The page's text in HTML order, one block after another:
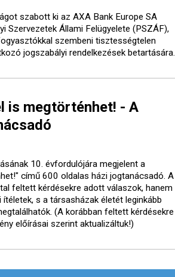
szabott ki az AXA Bank Europe SA
Szervezetek Állami Felügyelete (PSZÁF),
szembeni tisztességtelen
jogszabályi rendelkezések betartására.
is megtörténhet! - A
10. évfordulójára megjelent a
című 600 oldalas házi jogtanácsadó. A
feltett kérdésekre adott válaszok, hanem
s a társasházak életét leginkább
(A korábban feltett kérdésekre
előírásai szerint aktualizáltuk!)